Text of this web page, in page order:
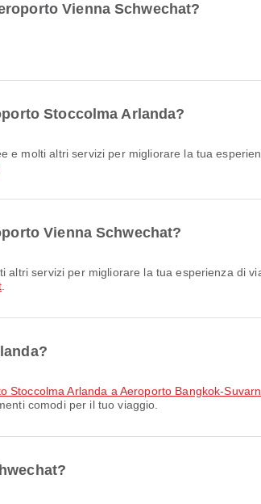
Vienna Schwechat?
Stoccolma Arlanda?
Vienna Schwechat?
Stoccolma Arlanda a Aeroporto Bangkok-
comodi per il tuo viaggio.